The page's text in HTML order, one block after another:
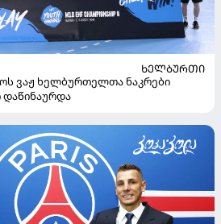
ᲮᲔᲚᲑᲣᲠᲗᲘ
ვაჟ ხელბურთელთა ნაკრები
დაწინაურდა